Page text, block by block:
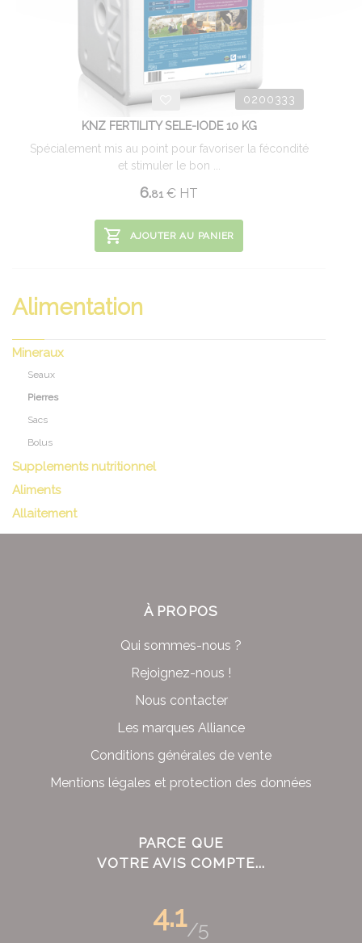
0200333
KNZ FERTILITY SELE-IODE 10 KG
Spécialement mis au point pour favoriser la fécondité
et stimuler le bon ...
6.81 € HT
AJOUTER AU PANIER
Alimentation
Mineraux
Seaux
Pierres
Sacs
Bolus
Supplements nutritionnel
Aliments
Allaitement
À PROPOS
Qui sommes-nous ?
Rejoignez-nous !
Nous contacter
Les marques Alliance
Conditions générales de vente
Mentions légales et protection des données
PARCE QUE
VOTRE AVIS COMPTE...
4.1/5